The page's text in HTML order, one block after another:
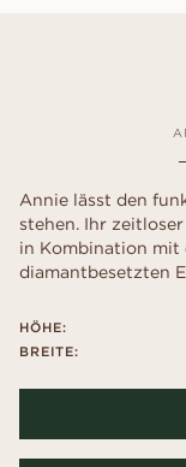
Annie lässt den
stehen. Ihr
in Kombination mit
diamantbesetzten
HÖHE:
BREITE: